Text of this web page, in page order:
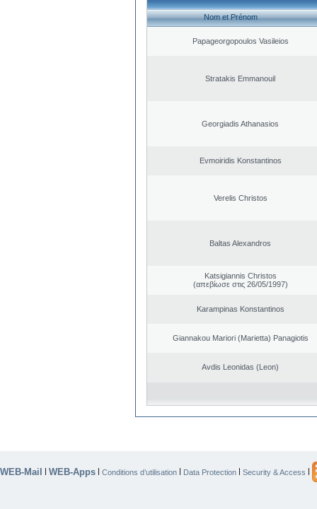
Nom et Prénom
Papageorgopoulos Vasileios
Stratakis Emmanouil
Georgiadis Athanasios
Evmoiridis Konstantinos
Verelis Christos
Baltas Alexandros
Katsigiannis Christos
(απεβίωσε στις 26/05/1997)
Karampinas Konstantinos
Giannakou Mariori (Marietta) Panagiotis
Avdis Leonidas (Leon)
WEB-Mail | WEB-Apps | Conditions d’utilisation | Data Protection | Security & Access |